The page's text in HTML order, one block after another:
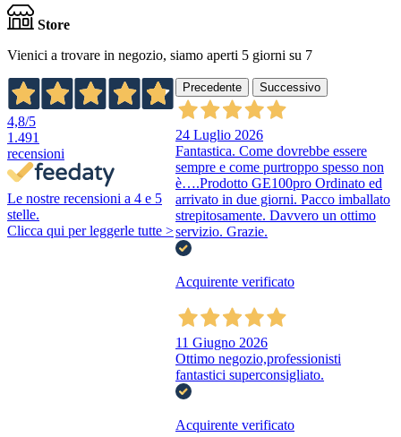
Store
Vienici a trovare in negozio, siamo aperti 5 giorni su 7
4,8/5
1.491
recensioni
Le nostre recensioni a 4 e 5
stelle.
Clicca qui per leggerle tutte >
Precedente Successivo
24 Luglio 2026
Fantastica. Come dovrebbe essere
sempre e come purtroppo spesso non
è….Prodotto GE100pro Ordinato ed
arrivato in due giorni. Pacco imballato
strepitosamente. Davvero un ottimo
servizio. Grazie.
Acquirente verificato
11 Giugno 2026
Ottimo negozio,professionisti
fantastici superconsigliato.
Acquirente verificato